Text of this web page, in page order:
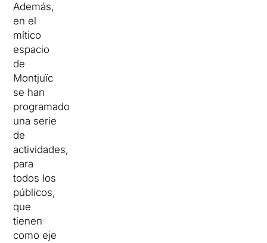
Además,
en el
mítico
espacio
de
Montjuïc
se han
programado
una serie
de
actividades,
para
todos los
públicos,
que
tienen
como eje